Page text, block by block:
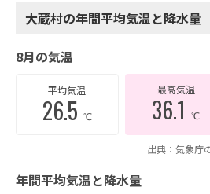
大蔵村の年間平均気温と降水量
8月の気温
平均気温
26.5 ℃
最高気温
36.1℃
出典：気象庁
年間平均気温と降水量